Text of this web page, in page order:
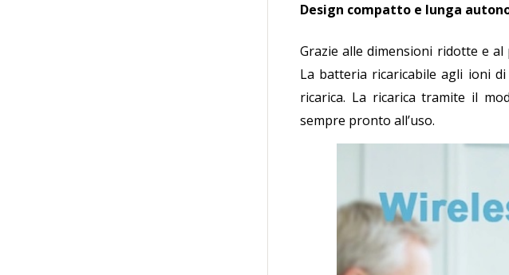
Design compatto e lunga
Grazie alle dimensioni ridotte e
La batteria ricaricabile agli ioni
ricarica. La ricarica tramite il
sempre pronto all’uso.